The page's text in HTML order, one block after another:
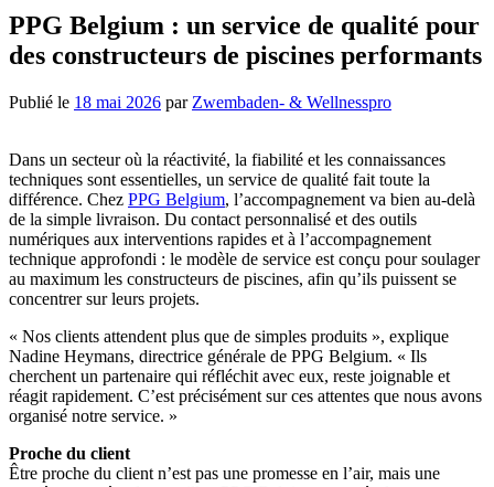
PPG Belgium : un service de qualité pour
des constructeurs de piscines performants
Publié le 18 mai 2026 par Zwembaden- & Wellnesspro
Dans un secteur où la réactivité, la fiabilité et les connaissances
techniques sont essentielles, un service de qualité fait toute la
différence. Chez PPG Belgium, l’accompagnement va bien au-delà
de la simple livraison. Du contact personnalisé et des outils
numériques aux interventions rapides et à l’accompagnement
technique approfondi : le modèle de service est conçu pour soulager
au maximum les constructeurs de piscines, afin qu’ils puissent se
concentrer sur leurs projets.
« Nos clients attendent plus que de simples produits », explique
Nadine Heymans, directrice générale de PPG Belgium. « Ils
cherchent un partenaire qui réfléchit avec eux, reste joignable et
réagit rapidement. C’est précisément sur ces attentes que nous avons
organisé notre service. »
Proche du client
Être proche du client n’est pas une promesse en l’air, mais une